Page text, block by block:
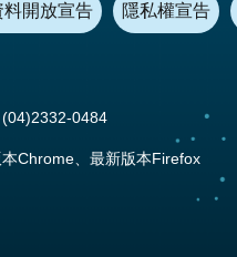
開放宣告 隱私權宣告
0484
Chrome、最新版本Firefox